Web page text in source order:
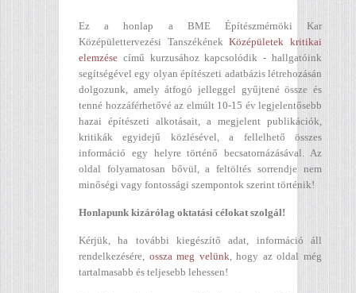
Ez a honlap a BME Építészmérnöki Kar
Középülettervezési TanszékénekKözépületek kritikai
elemzése című kurzusához kapcsolódik - hallgatóink
segítségével egy olyan építészeti adatbázis létrehozásán
dolgozunk, amely átfogó jelleggel gyűjtené össze és
tenné hozzáférhetővé az elmúlt 10-15 év legjelentősebb
hazai építészeti alkotásait, a megjelent publikációk,
kritikák egyidejű közlésével, a fellelhető összes
információ egy helyre történő becsatornázásával. Az
oldal folyamatosan bővül, a feltöltés sorrendje nem
minőségi vagy fontossági szempontok szerint történik!
Honlapunk kizárólag oktatási célokat szolgál!
Kérjük, ha további kiegészítő adat, információ áll
rendelkezésére, ossza meg velünk, hogy az oldal még
tartalmasabb és teljesebb lehessen!